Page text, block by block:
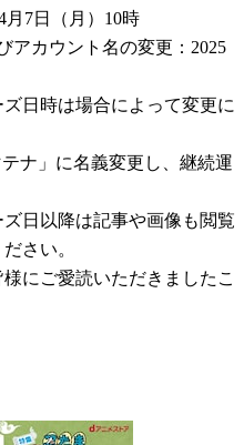
月7日（月）10時
アカウント名の変更：2025
日時は場合によって変更に
ナ」に名義変更し、継続運
日以降は記事や画像も閲覧
さい。
にご愛読いただきましたこ